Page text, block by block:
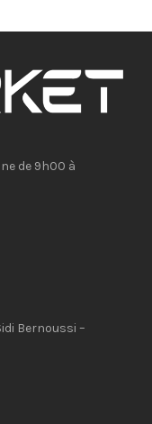
de 9h00 à
Bernoussi –